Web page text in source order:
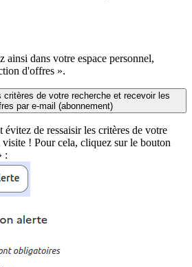
ainsi dans votre espace personnel,
d'offres ».
critères de votre recherche et recevoir les
par e-mail (abonnement)
évitez de ressaisir les critères de votre
visite ! Pour cela, cliquez sur le bouton
: